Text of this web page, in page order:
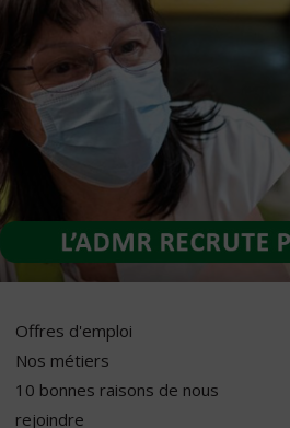
Offres d'emploi
Nos métiers
10 bonnes raisons de nous
rejoindre